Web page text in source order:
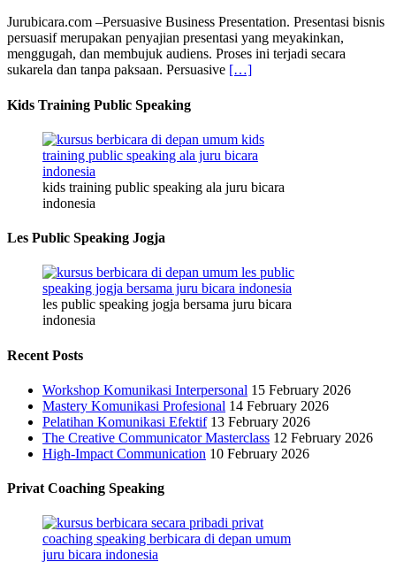
Jurubicara.com –Persuasive Business Presentation. Presentasi bisnis
persuasif merupakan penyajian presentasi yang meyakinkan,
menggugah, dan membujuk audiens. Proses ini terjadi secara
sukarela dan tanpa paksaan. Persuasive […]
Kids Training Public Speaking
kids training public speaking ala juru bicara
indonesia
Les Public Speaking Jogja
les public speaking jogja bersama juru bicara
indonesia
Recent Posts
Workshop Komunikasi Interpersonal 15 February 2026
Mastery Komunikasi Profesional 14 February 2026
Pelatihan Komunikasi Efektif 13 February 2026
The Creative Communicator Masterclass 12 February 2026
High-Impact Communication 10 February 2026
Privat Coaching Speaking